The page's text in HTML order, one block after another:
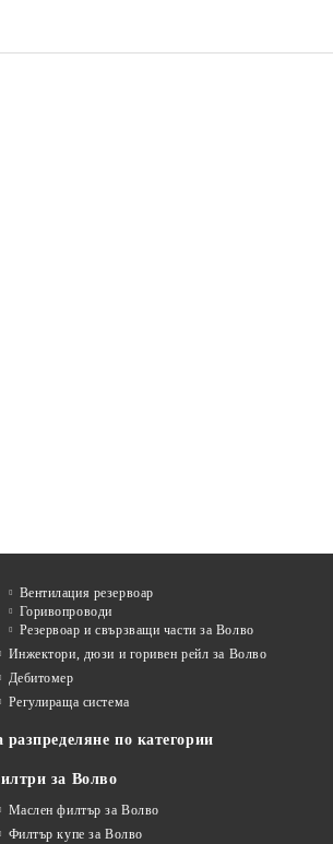
Вентилация резервоар
Горивопроводи
Резервоар и свързващи части за Волво
Инжектори, дюзи и горивен рейл за Волво
Дебитомер
Регулираща система
разпределяне по категории
за Волво
Маслен филтър за Волво
Филтър купе за Волво